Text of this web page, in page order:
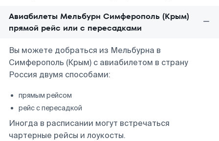
Авиабилеты Мельбурн Симферополь (Крым)
прямой рейс или с пересадками
Вы можете добраться из Мельбурна в
Симферополь (Крым) с авиабилетом в страну
Россия двумя способами:
прямым рейсом
рейс с пересадкой
Иногда в расписании могут встречаться
чартерные рейсы и лоукосты.